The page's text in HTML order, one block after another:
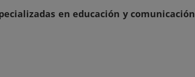
en educación y comunicación